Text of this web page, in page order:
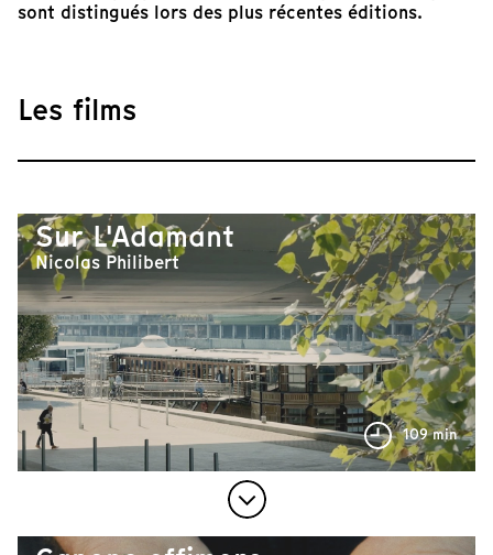
sont distingués lors des plus récentes éditions.
Les films
Sur L'Adamant
Nicolas Philibert
109 min